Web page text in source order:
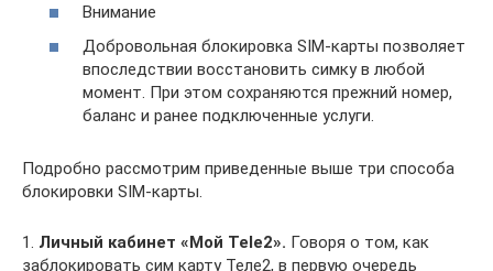
Внимание
Добровольная блокировка SIM-карты позволяет
впоследствии восстановить симку в любой
момент. При этом сохраняются прежний номер,
баланс и ранее подключенные услуги.
Подробно рассмотрим приведенные выше три способа
блокировки SIM-карты.
1. Личный кабинет «Мой Tele2». Говоря о том, как
заблокировать сим карту Теле2, в первую очередь